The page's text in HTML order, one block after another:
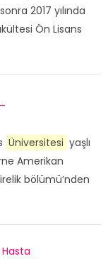
2017 yılında
Ön Lisans
Üniversitesi yaşlı
Amerikan
bölümü’nden